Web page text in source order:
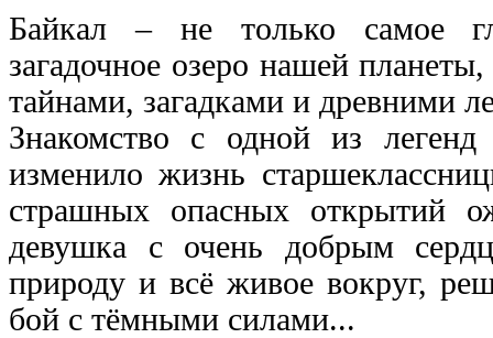
Байкал – не только самое
загадочное озеро нашей
тайнами, загадками и древними
Знакомство с одной из
изменило жизнь
страшных опасных открытий
девушка с очень добрым
природу и всё живое вокруг,
бой с тёмными силами...